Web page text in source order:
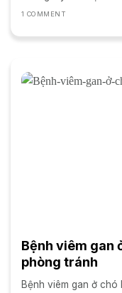
Parvovirus hay Care,
1 COMMENT
Bệnh viêm gan
phòng tránh
Bệnh viêm gan ở